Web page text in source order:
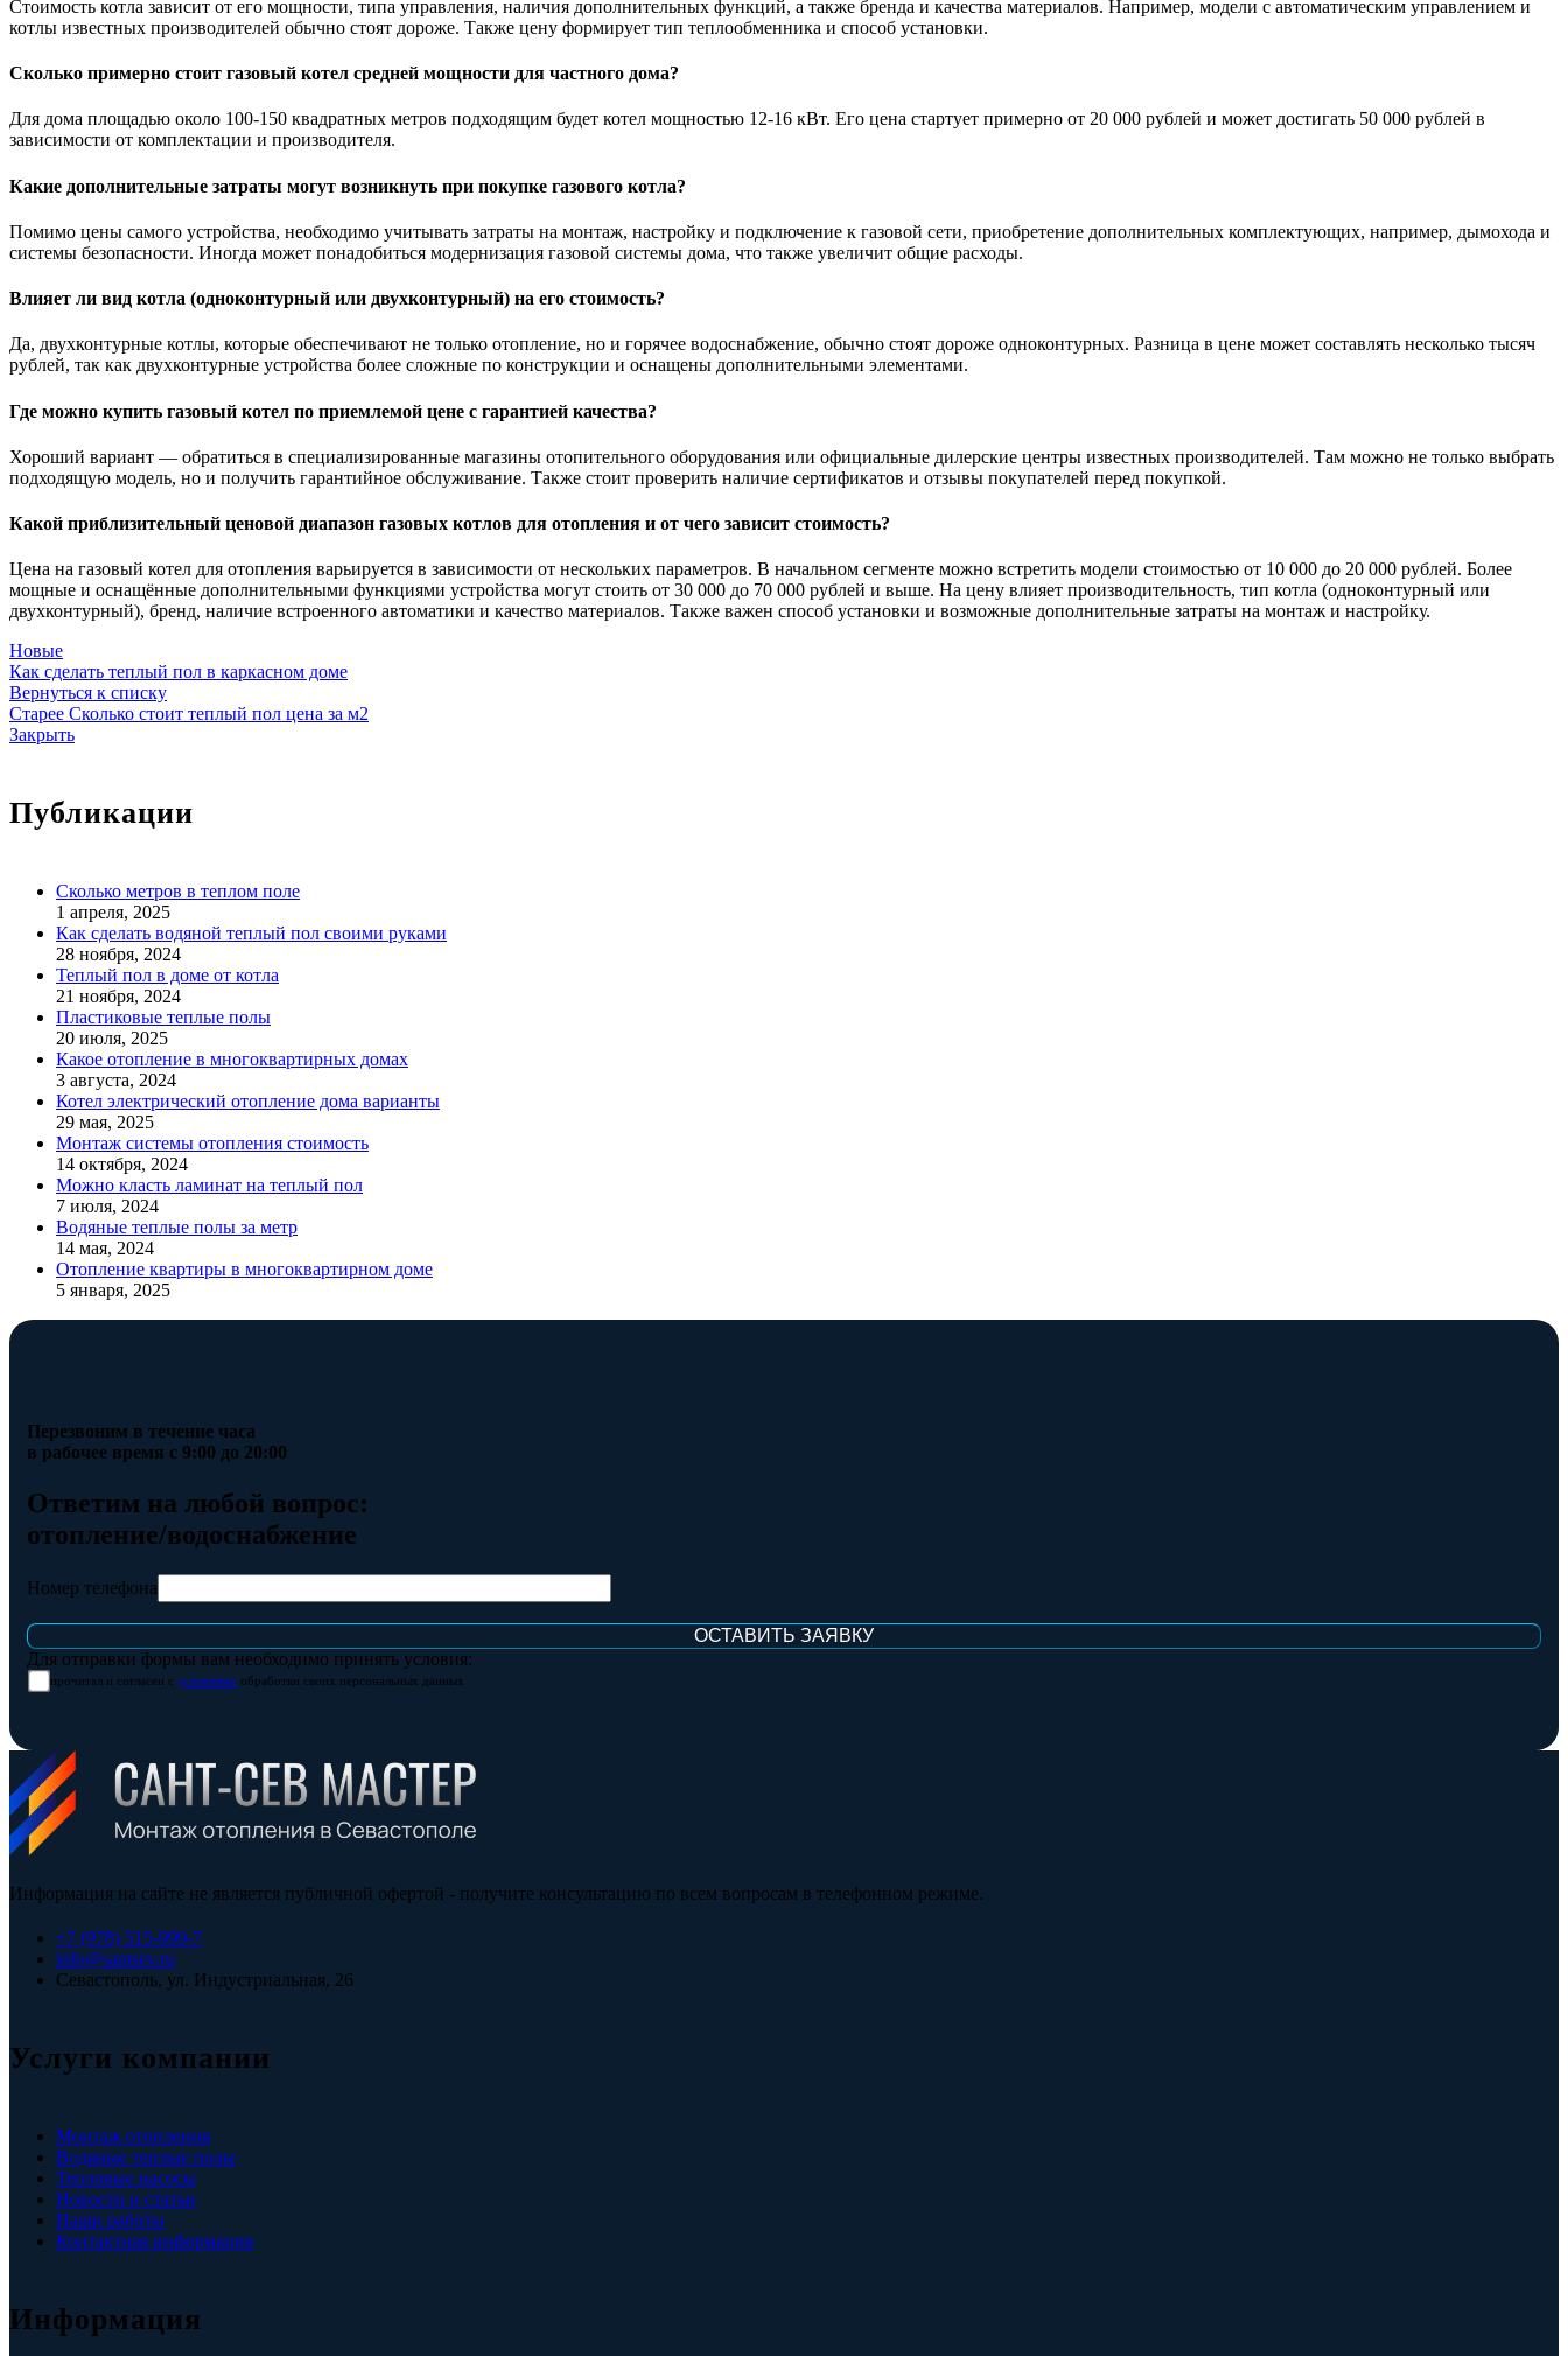
Стоимость котла зависит от его мощности, типа управления, наличия дополнительных функций, а также бренда и качества материалов. Например, модели с автоматическим управлением и
котлы известных производителей обычно стоят дороже. Также цену формирует тип теплообменника и способ установки.
Сколько примерно стоит газовый котел средней мощности для частного дома?
Для дома площадью около 100-150 квадратных метров подходящим будет котел мощностью 12-16 кВт. Его цена стартует примерно от 20 000 рублей и может достигать 50 000 рублей в
зависимости от комплектации и производителя.
Какие дополнительные затраты могут возникнуть при покупке газового котла?
Помимо цены самого устройства, необходимо учитывать затраты на монтаж, настройку и подключение к газовой сети, приобретение дополнительных комплектующих, например, дымохода и
системы безопасности. Иногда может понадобиться модернизация газовой системы дома, что также увеличит общие расходы.
Влияет ли вид котла (одноконтурный или двухконтурный) на его стоимость?
Да, двухконтурные котлы, которые обеспечивают не только отопление, но и горячее водоснабжение, обычно стоят дороже одноконтурных. Разница в цене может составлять несколько тысяч
рублей, так как двухконтурные устройства более сложные по конструкции и оснащены дополнительными элементами.
Где можно купить газовый котел по приемлемой цене с гарантией качества?
Хороший вариант — обратиться в специализированные магазины отопительного оборудования или официальные дилерские центры известных производителей. Там можно не только выбрать
подходящую модель, но и получить гарантийное обслуживание. Также стоит проверить наличие сертификатов и отзывы покупателей перед покупкой.
Какой приблизительный ценовой диапазон газовых котлов для отопления и от чего зависит стоимость?
Цена на газовый котел для отопления варьируется в зависимости от нескольких параметров. В начальном сегменте можно встретить модели стоимостью от 10 000 до 20 000 рублей. Более
мощные и оснащённые дополнительными функциями устройства могут стоить от 30 000 до 70 000 рублей и выше. На цену влияет производительность, тип котла (одноконтурный или
двухконтурный), бренд, наличие встроенного автоматики и качество материалов. Также важен способ установки и возможные дополнительные затраты на монтаж и настройку.
Новые
Как сделать теплый пол в каркасном доме
Вернуться к списку
Старее Сколько стоит теплый пол цена за м2
Закрыть
Публикации
Сколько метров в теплом поле
1 апреля, 2025
Как сделать водяной теплый пол своими руками
28 ноября, 2024
Теплый пол в доме от котла
21 ноября, 2024
Пластиковые теплые полы
20 июля, 2025
Какое отопление в многоквартирных домах
3 августа, 2024
Котел электрический отопление дома варианты
29 мая, 2025
Монтаж системы отопления стоимость
14 октября, 2024
Можно класть ламинат на теплый пол
7 июля, 2024
Водяные теплые полы за метр
14 мая, 2024
Отопление квартиры в многоквартирном доме
5 января, 2025
Перезвоним в течение часа
в рабочее время с 9:00 до 20:00
Ответим на любой вопрос:
отопление/водоснабжение
Номер телефона
Для отправки формы вам необходимо принять условия:
прочитал и согласен с условиями обработки своих персональных данных
Информация на сайте не является публичной офертой - получите консультацию по всем вопросам в телефонном режиме.
+7 (978) 515-999-7
info@santsev.ru
Севастополь, ул. Индустриальная, 26
Услуги компании
Монтаж отопления
Водяные теплые полы
Тепловые насосы
Новости и статьи
Наши работы
Контактная информация
Информация